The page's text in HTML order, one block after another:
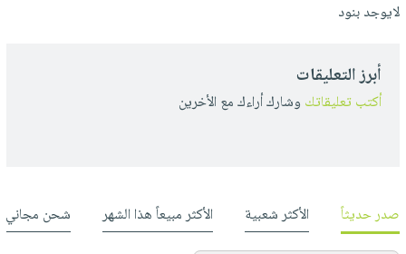
لايوجد بنود
أبرز التعليقات
أكتب تعليقاتك وشارك أراءك مع الأخرين
صدر حديثاً الأكثر شعبية الأكثر مبيعاً هذا الشهر شحن مجاني